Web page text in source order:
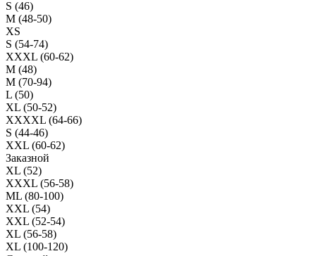
S (46)
M (48-50)
XS
S (54-74)
XXXL (60-62)
M (48)
M (70-94)
L (50)
XL (50-52)
XXXXL (64-66)
S (44-46)
XXL (60-62)
Заказной
XL (52)
XXXL (56-58)
ML (80-100)
XXL (54)
XXL (52-54)
XL (56-58)
XL (100-120)